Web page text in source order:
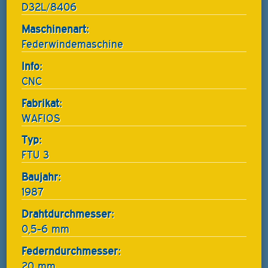
D32L/8406
Maschinenart:
Federwindemaschine
Info:
CNC
Fabrikat:
WAFIOS
Typ:
FTU 3
Baujahr:
1987
Drahtdurchmesser:
0,5-6 mm
Federndurchmesser: